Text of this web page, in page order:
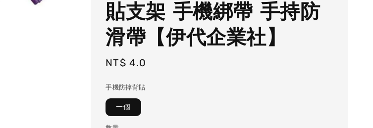
貼支架 手機綁帶 手持防
滑帶【伊代企業社】
Regular
NT$ 4.0
手機防摔背貼
一個